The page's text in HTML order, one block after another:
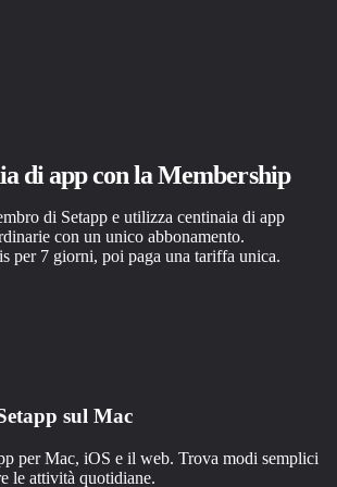
di app con la Membership
di Setapp e utilizza centinaia di app
con un unico abbonamento.
per 7 giorni, poi paga una tariffa unica.
sul Mac
per Mac, iOS e il web. Trova modi semplici
le attività quotidiane.